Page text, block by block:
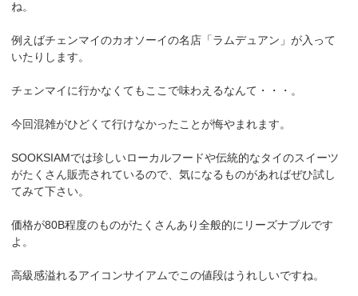
ね。
例えばチェンマイのカオソーイの名店「ラムデュアン」が入って
いたりします。
チェンマイに行かなくてもここで味わえるなんて・・・。
今回混雑がひどくて行けなかったことが悔やまれます。
SOOKSIAMでは珍しいローカルフードや伝統的なタイのスイーツ
がたくさん販売されているので、気になるものがあればぜひ試し
てみて下さい。
価格が80B程度のものがたくさんあり全般的にリーズナブルです
よ。
高級感溢れるアイコンサイアムでこの値段はうれしいですね。